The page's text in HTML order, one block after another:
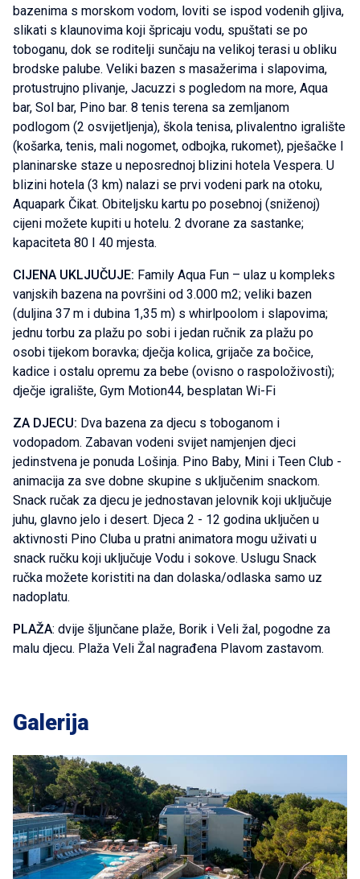
bazenima s morskom vodom, loviti se ispod vodenih gljiva,
slikati s klaunovima koji špricaju vodu, spuštati se po
toboganu, dok se roditelji sunčaju na velikoj terasi u obliku
brodske palube. Veliki bazen s masažerima i slapovima,
protustrujno plivanje, Jacuzzi s pogledom na more, Aqua
bar, Sol bar, Pino bar. 8 tenis terena sa zemljanom
podlogom (2 osvijetljenja), škola tenisa, plivalentno igralište
(košarka, tenis, mali nogomet, odbojka, rukomet), pješačke I
planinarske staze u neposrednoj blizini hotela Vespera. U
blizini hotela (3 km) nalazi se prvi vodeni park na otoku,
Aquapark Čikat. Obiteljsku kartu po posebnoj (sniženoj)
cijeni možete kupiti u hotelu. 2 dvorane za sastanke;
kapaciteta 80 I 40 mjesta.
CIJENA UKLJUČUJE: Family Aqua Fun – ulaz u kompleks
vanjskih bazena na površini od 3.000 m2; veliki bazen
(duljina 37 m i dubina 1,35 m) s whirlpoolom i slapovima;
jednu torbu za plažu po sobi i jedan ručnik za plažu po
osobi tijekom boravka; dječja kolica, grijače za bočice,
kadice i ostalu opremu za bebe (ovisno o raspoloživosti);
dječje igralište, Gym Motion44, besplatan Wi-Fi
ZA DJECU: Dva bazena za djecu s toboganom i
vodopadom. Zabavan vodeni svijet namjenjen djeci
jedinstvena je ponuda Lošinja. Pino Baby, Mini i Teen Club -
animacija za sve dobne skupine s uključenim snackom.
Snack ručak za djecu je jednostavan jelovnik koji uključuje
juhu, glavno jelo i desert. Djeca 2 - 12 godina uključen u
aktivnosti Pino Cluba u pratni animatora mogu uživati u
snack ručku koji uključuje Vodu i sokove. Uslugu Snack
ručka možete koristiti na dan dolaska/odlaska samo uz
nadoplatu.
PLAŽA: dvije šljunčane plaže, Borik i Veli žal, pogodne za
malu djecu. Plaža Veli Žal nagrađena Plavom zastavom.
Galerija